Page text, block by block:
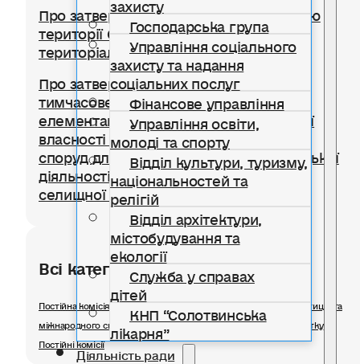
Господарська група
Управління соціального
захисту та надання
соціальних послуг
Фінансове управління
Управління освіти,
молоді та спорту
Відділ культури, туризму,
національностей та
релігій
Відділ архітектури,
містобудування та
екології
Служба у справах
дітей
КНП “Солотвинська
лікарня”
Діяльність ради
Про затвердження Правил благоустрою
території Солотвинської селищної
територіальної громади
Про затвердження Положення про
тимчасове користування окремими
елементами благоустрою комунальної
власності для розміщення тимчасових
споруд для провадження підприємницької
діяльності на території Солотвинської
селищної територіальної громади
Всі категорії розділу
Постійна комісія з питань планування фінансів, бюджету, інвестицій та
міжнародного співробітництва, соціально-економічного розвитку
Постійні комісії